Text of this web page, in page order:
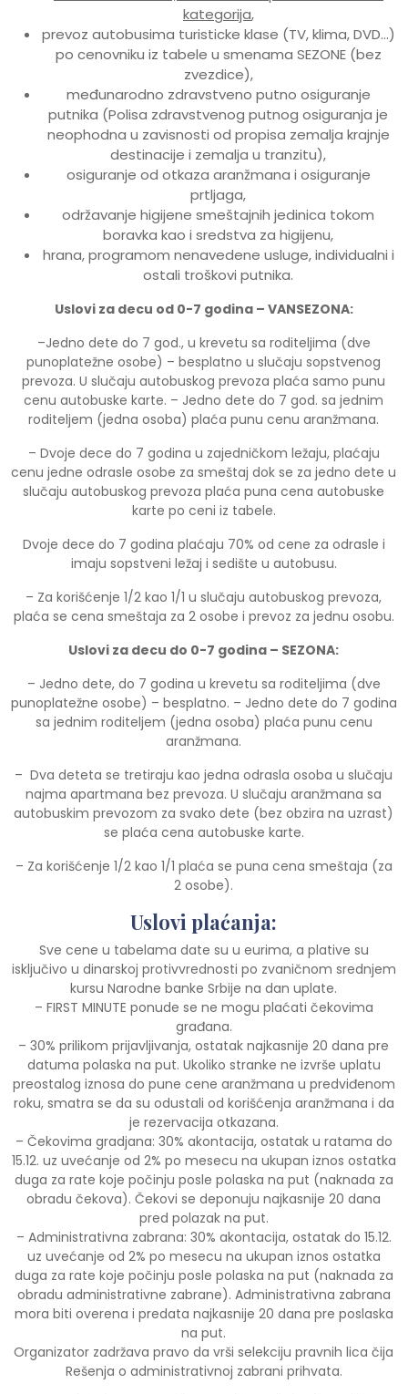
kategorija,
prevoz autobusima turisticke klase (TV, klima, DVD…)
po cenovniku iz tabele u smenama SEZONE (bez
zvezdice),
međunarodno zdravstveno putno osiguranje
putnika (Polisa zdravstvenog putnog osiguranja je
neophodna u zavisnosti od propisa zemalja krajnje
destinacije i zemalja u tranzitu),
osiguranje od otkaza aranžmana i osiguranje
prtljaga,
održavanje higijene smeštajnih jedinica tokom
boravka kao i sredstva za higijenu,
hrana, programom nenavedene usluge, individualni i
ostali troškovi putnika.
Uslovi za decu od 0-7 godina – VANSEZONA:
–Jedno dete do 7 god., u krevetu sa roditeljima (dve
punoplatežne osobe) – besplatno u slučaju sopstvenog
prevoza. U slučaju autobuskog prevoza plaća samo punu
cenu autobuske karte. – Jedno dete do 7 god. sa jednim
roditeljem (jedna osoba) plaća punu cenu aranžmana.
– Dvoje dece do 7 godina u zajedničkom ležaju, plaćaju
cenu jedne odrasle osobe za smeštaj dok se za jedno dete u
slučaju autobuskog prevoza plaća puna cena autobuske
karte po ceni iz tabele.
Dvoje dece do 7 godina plaćaju 70% od cene za odrasle i
imaju sopstveni ležaj i sedište u autobusu.
– Za korišćenje 1/2 kao 1/1 u slučaju autobuskog prevoza,
plaća se cena smeštaja za 2 osobe i prevoz za jednu osobu.
Uslovi za decu do 0-7 godina – SEZONA:
– Jedno dete, do 7 godina u krevetu sa roditeljima (dve
punoplatežne osobe) – besplatno. – Jedno dete do 7 godina
sa jednim roditeljem (jedna osoba) plaća punu cenu
aranžmana.
– Dva deteta se tretiraju kao jedna odrasla osoba u slučaju
najma apartmana bez prevoza. U slučaju aranžmana sa
autobuskim prevozom za svako dete (bez obzira na uzrast)
se plaća cena autobuske karte.
– Za korišćenje 1/2 kao 1/1 plaća se puna cena smeštaja (za
2 osobe).
Uslovi plaćanja:
Sve cene u tabelama date su u eurima, a plative su
isključivo u dinarskoj protivvrednosti po zvaničnom srednjem
kursu Narodne banke Srbije na dan uplate.
– FIRST MINUTE ponude se ne mogu plaćati čekovima
građana.
– 30% prilikom prijavljivanja, ostatak najkasnije 20 dana pre
datuma polaska na put. Ukoliko stranke ne izvrše uplatu
preostalog iznosa do pune cene aranžmana u predviđenom
roku, smatra se da su odustali od korišćenja aranžmana i da
je rezervacija otkazana.
– Čekovima gradjana: 30% akontacija, ostatak u ratama do
15.12. uz uvećanje od 2% po mesecu na ukupan iznos ostatka
duga za rate koje počinju posle polaska na put (naknada za
obradu čekova). Čekovi se deponuju najkasnije 20 dana
pred polazak na put.
– Administrativna zabrana: 30% akontacija, ostatak do 15.12.
uz uvećanje od 2% po mesecu na ukupan iznos ostatka
duga za rate koje počinju posle polaska na put (naknada za
obradu administrativne zabrane). Administrativna zabrana
mora biti overena i predata najkasnije 20 dana pre poslaska
na put.
Organizator zadržava pravo da vrši selekciju pravnih lica čija
Rešenja o administrativnoj zabrani prihvata.